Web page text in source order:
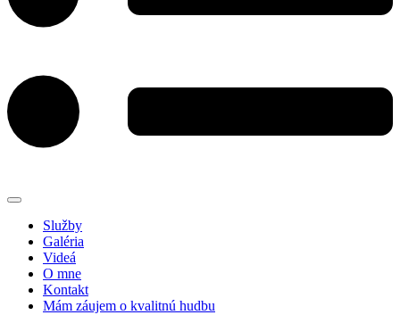
Služby
Galéria
Videá
O mne
Kontakt
Mám záujem o kvalitnú hudbu